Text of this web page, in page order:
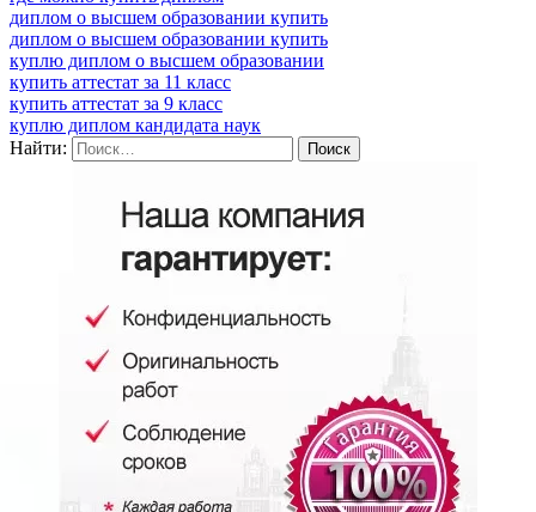
диплом о высшем образовании купить
диплом о высшем образовании купить
куплю диплом о высшем образовании
купить аттестат за 11 класс
купить аттестат за 9 класс
куплю диплом кандидата наук
Найти: